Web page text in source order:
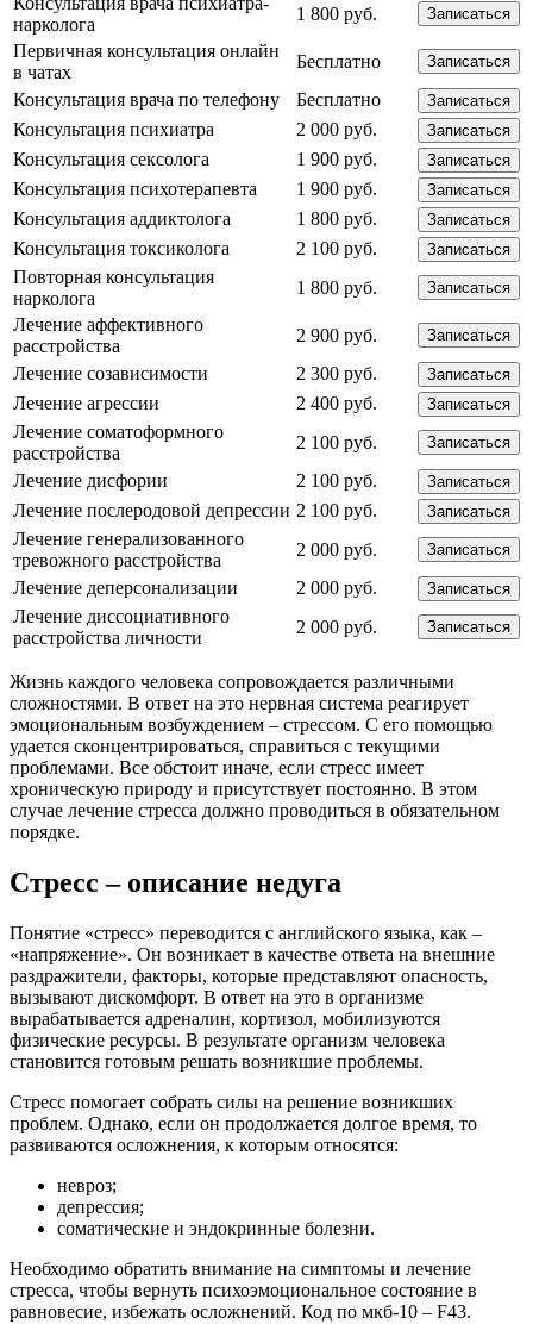
нарколога
1 800 руб. Записаться
Первичная консультация онлайн
в чатах
Бесплатно Записаться
Консультация врача по телефону Бесплатно Записаться
Консультация психиатра 2 000 руб. Записаться
Консультация сексолога 1 900 руб. Записаться
Консультация психотерапевта 1 900 руб. Записаться
Консультация аддиктолога 1 800 руб. Записаться
Консультация токсиколога 2 100 руб. Записаться
Повторная консультация
нарколога
1 800 руб. Записаться
Лечение аффективного
расстройства
2 900 руб. Записаться
Лечение созависимости 2 300 руб. Записаться
Лечение агрессии 2 400 руб. Записаться
Лечение соматоформного
расстройства
2 100 руб. Записаться
Лечение дисфории 2 100 руб. Записаться
Лечение послеродовой депрессии 2 100 руб. Записаться
Лечение генерализованного
тревожного расстройства
2 000 руб. Записаться
Лечение деперсонализации 2 000 руб. Записаться
Лечение диссоциативного
расстройства личности
2 000 руб. Записаться
Жизнь каждого человека сопровождается различными
сложностями. В ответ на это нервная система реагирует
эмоциональным возбуждением – стрессом. С его помощью
удается сконцентрироваться, справиться с текущими
проблемами. Все обстоит иначе, если стресс имеет
хроническую природу и присутствует постоянно. В этом
случае лечение стресса должно проводиться в обязательном
порядке.
Стресс – описание недуга
Понятие «стресс» переводится с английского языка, как –
«напряжение». Он возникает в качестве ответа на внешние
раздражители, факторы, которые представляют опасность,
вызывают дискомфорт. В ответ на это в организме
вырабатывается адреналин, кортизол, мобилизуются
физические ресурсы. В результате организм человека
становится готовым решать возникшие проблемы.
Стресс помогает собрать силы на решение возникших
проблем. Однако, если он продолжается долгое время, то
развиваются осложнения, к которым относятся:
невроз;
депрессия;
соматические и эндокринные болезни.
Необходимо обратить внимание на симптомы и лечение
стресса, чтобы вернуть психоэмоциональное состояние в
равновесие, избежать осложнений. Код по мкб-10 – F43.